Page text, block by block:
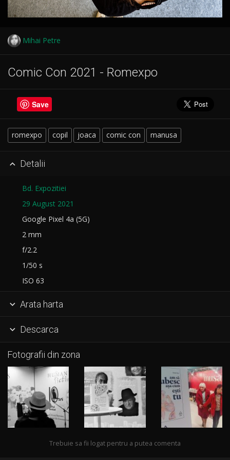
Mihai Petre
Comic Con 2021 - Romexpo
Save
romexpo copil joaca comic con manusa
 Detalii
Bd. Expozitiei
29 August 2021
Google Pixel 4a (5G)
2 mm
f/2.2
1/50 s
ISO 63
 Arata harta
 Descarca
Fotografii din zona
Trebuie sa fii logat pentru a putea comenta